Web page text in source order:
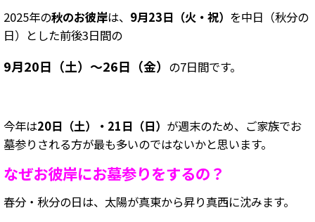
2025年の秋のお彼岸は、 9月23日（火・祝） を中日（秋分の
日）とした前後3日間の
9月20日（土）〜26日（金） の7日間です。
今年は20日（土）・21日（日） が週末のため、ご家族でお
墓参りされる方が最も多いのではないかと思います。
なぜお彼岸にお墓参りをするの？
春分・秋分の日は、太陽が真東から昇り真西に沈みます。